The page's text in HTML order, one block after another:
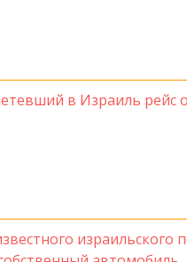
в Израиль рейс
израильского